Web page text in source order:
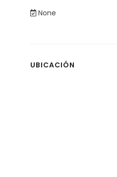
None
UBICACIÓN